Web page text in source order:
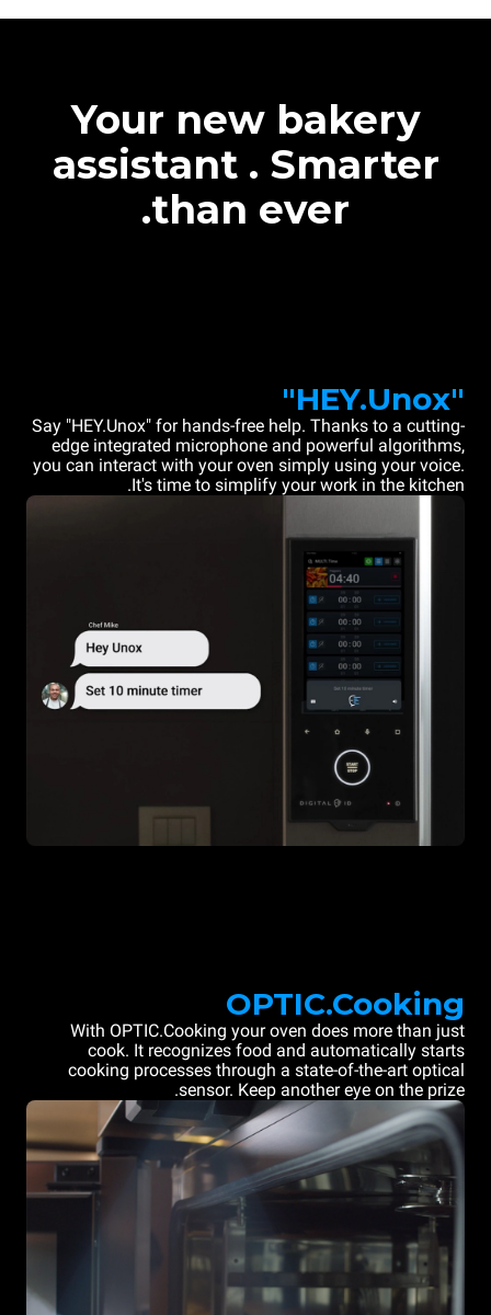
Your new bakery
assistant . Smarter
than ever.
"HEY.Unox"
Say "HEY.Unox" for hands-free help. Thanks to a cutting-
edge integrated microphone and powerful algorithms,
you can interact with your oven simply using your voice.
It's time to simplify your work in the kitchen.
OPTIC.Cooking
With OPTIC.Cooking your oven does more than just
cook. It recognizes food and automatically starts
cooking processes through a state-of-the-art optical
sensor. Keep another eye on the prize.